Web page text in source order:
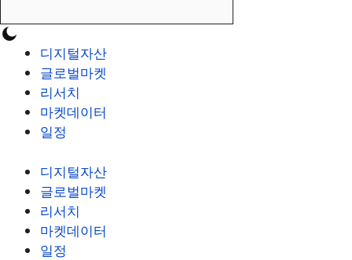
디지털자산
글로벌마켓
리서치
마켓데이터
일정
디지털자산
글로벌마켓
리서치
마켓데이터
일정